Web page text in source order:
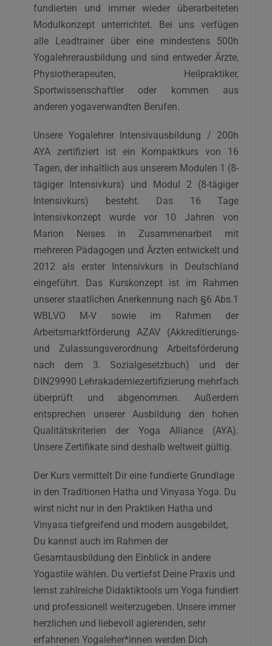
fundierten und immer wieder überarbeiteten
Modulkonzept unterrichtet. Bei uns verfügen
alle Leadtrainer über eine mindestens 500h
Yogalehrerausbildung und sind entweder Ärzte,
Physiotherapeuten, Heilpraktiker,
Sportwissenschaftler oder kommen aus
anderen yogaverwandten Berufen.
Unsere Yogalehrer Intensivausbildung / 200h
AYA zertifiziert ist ein Kompaktkurs von 16
Tagen, der inhaltlich aus unserem Modulen 1 (8-
tägiger Intensivkurs) und Modul 2 (8-tägiger
Intensivkurs) besteht. Das 16 Tage
Intensivkonzept wurde vor 10 Jahren von
Marion Neises in Zusammenarbeit mit
mehreren Pädagogen und Ärzten entwickelt und
2012 als erster Intensivkurs in Deutschland
eingeführt. Das Kurskonzept ist im Rahmen
unserer staatlichen Anerkennung nach §6 Abs.1
WBLVO M-V sowie im Rahmen der
Arbeitsmarktförderung AZAV (Akkreditierungs-
und Zulassungsverordnung Arbeitsförderung
nach dem 3. Sozialgesetzbuch) und der
DIN29990 Lehrakademiezertifizierung mehrfach
überprüft und abgenommen. Außerdem
entsprechen unserer Ausbildung den hohen
Qualitätskriterien der Yoga Alliance (AYA).
Unsere Zertifikate sind deshalb weltweit gültig.
Der Kurs vermittelt Dir eine fundierte Grundlage
in den Traditionen Hatha und Vinyasa Yoga. Du
wirst nicht nur in den Praktiken Hatha und
Vinyasa tiefgreifend und modern ausgebildet,
Du kannst auch im Rahmen der
Gesamtausbildung den Einblick in andere
Yogastile wählen. Du vertiefst Deine Praxis und
lernst zahlreiche Didaktiktools um Yoga fundiert
und professionell weiterzugeben. Unsere immer
herzlichen und liebevoll agierenden, sehr
erfahrenen Yogaleher*innen werden Dich